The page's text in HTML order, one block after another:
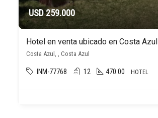
USD 259.000
Hotel en venta ubicado en Costa Azul
Costa Azul, , Costa Azul
INM-77768 12 470.00 HOTEL